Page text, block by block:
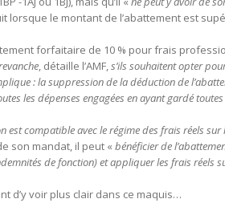
lorsque le montant de l’abattement est
forfaitaire de 10 % pour frais
, détaille l’AMF,s’ils souhaitent opter
: la suppression de la déduction de
les dépenses engagées en ayant gardé toutes
est compatible avec le régime des frais réels sur
son mandat, il peut « bénéficier de
de fonction) et appliquer les frais réels
d’y voir plus clair dans ce maquis…